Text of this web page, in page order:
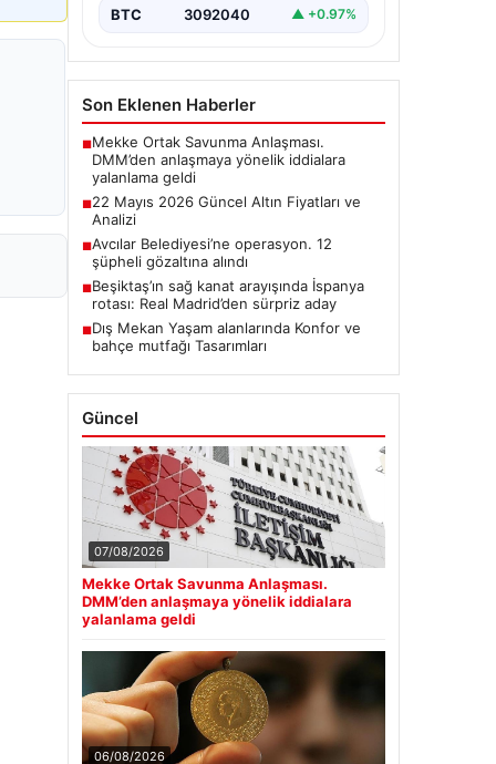
BTC 3092040 ▲ +0.97%
Son Eklenen Haberler
■Mekke Ortak Savunma Anlaşması.
DMM’den anlaşmaya yönelik iddialara
yalanlama geldi
■22 Mayıs 2026 Güncel Altın Fiyatları ve
Analizi
■Avcılar Belediyesi’ne operasyon. 12
şüpheli gözaltına alındı
■Beşiktaş’ın sağ kanat arayışında İspanya
rotası: Real Madrid’den sürpriz aday
■Dış Mekan Yaşam alanlarında Konfor ve
bahçe mutfağı Tasarımları
Güncel
07/08/2026
Mekke Ortak Savunma Anlaşması.
DMM’den anlaşmaya yönelik iddialara
yalanlama geldi
06/08/2026